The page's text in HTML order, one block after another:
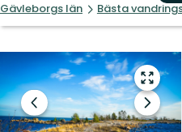
Gävleborgs län Bästa
Gå
till
Föregående
bild
Nästa
bildspel